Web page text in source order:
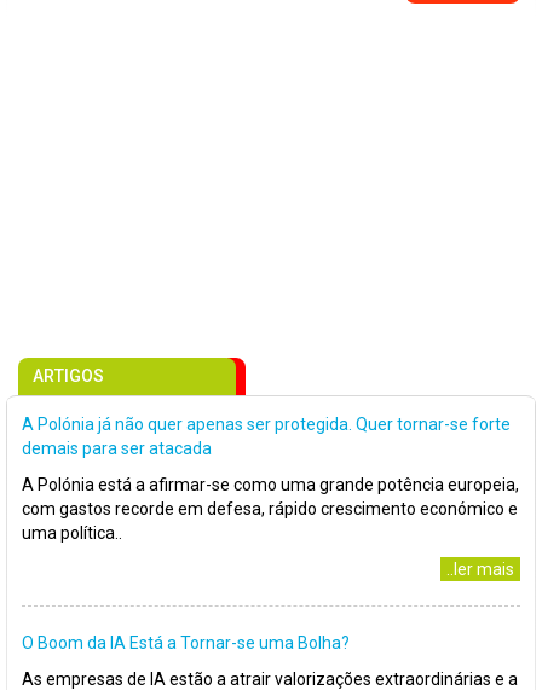
ARTIGOS
A Polónia já não quer apenas ser protegida. Quer tornar-se forte
demais para ser atacada
A Polónia está a afirmar-se como uma grande potência europeia,
com gastos recorde em defesa, rápido crescimento económico e
uma política..
..ler mais
O Boom da IA Está a Tornar-se uma Bolha?
As empresas de IA estão a atrair valorizações extraordinárias e a